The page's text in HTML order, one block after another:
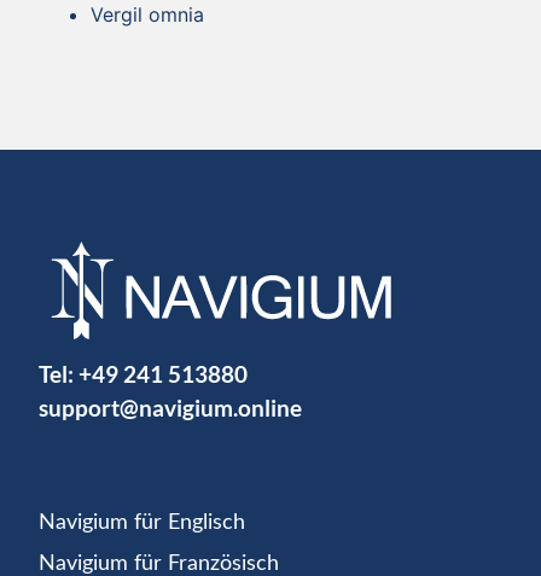
Vergil omnia
Tel: +49 241 513880
support@navigium.online
Navigium für Englisch
Navigium für Französisch